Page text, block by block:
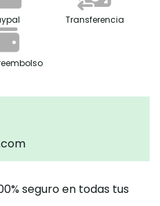
Transferencia
seguro en todas tus